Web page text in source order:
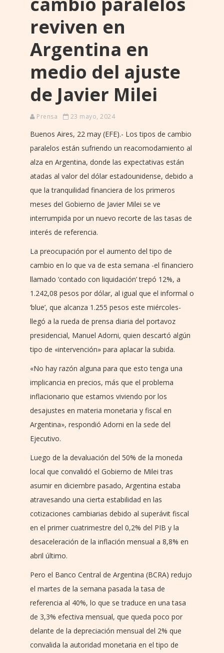
reviven en
Argentina en
medio del ajuste
de Javier Milei
Prensa 23 mayo, 2024
Buenos Aires, 22 may (EFE).- Los tipos de cambio
paralelos están sufriendo un reacomodamiento al
alza en Argentina, donde las expectativas están
atadas al valor del dólar estadounidense, debido a
que la tranquilidad financiera de los primeros
meses del Gobierno de Javier Milei se ve
interrumpida por un nuevo recorte de las tasas de
interés de referencia.
La preocupación por el aumento del tipo de
cambio en lo que va de esta semana -el financiero
llamado ‘contado con liquidación’ trepó 12%, a
1.242,08 pesos por dólar, al igual que el informal o
‘blue’, que alcanza 1.255 pesos este miércoles-
llegó a la rueda de prensa diaria del portavoz
presidencial, Manuel Adorni, quien descartó algún
tipo de «intervención» para aplacar la subida.
«No hay razón alguna para que esto tenga una
implicancia en precios, más que el problema
inflacionario que estamos viviendo por los
desajustes en materia monetaria y fiscal en
Argentina», respondió Adorni en la sede del
Ejecutivo.
Luego de la devaluación del 50% de la moneda
local que convalidó el Gobierno de Milei tras
asumir en diciembre pasado, Argentina estaba
atravesando una cierta estabilidad en las
cotizaciones cambiarias debido al superávit fiscal
en el primer cuatrimestre del 0,2% del PIB y la
desaceleración de la inflación mensual a 8,8% en
abril último.
Pero el Banco Central de Argentina (BCRA) redujo
el martes de la semana pasada la tasa de
referencia al 40%, lo que se traduce en una tasa
de 3,3% efectiva mensual, que queda poco por
delante de la depreciación mensual del 2% que
convalida la autoridad monetaria en el tipo de